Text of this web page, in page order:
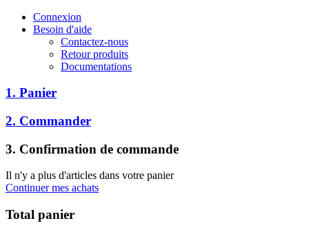
Connexion
Besoin d'aide
Contactez-nous
Retour produits
Documentations
1. Panier
2. Commander
3. Confirmation de commande
Il n'y a plus d'articles dans votre panier
Continuer mes achats
Total panier